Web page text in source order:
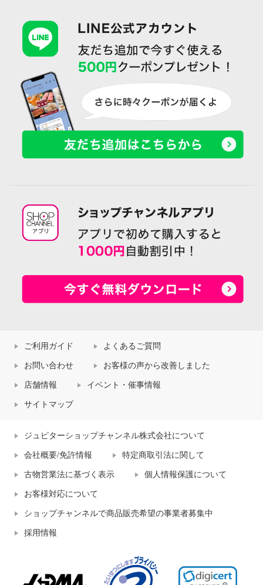
ご利用ガイド よくあるご質問
お問い合わせ お客様の声から改善しました
店舗情報 イベント・催事情報
サイトマップ
ジュピターショップチャンネル株式会社について
会社概要/免許情報 特定商取引法に関して
古物営業法に基づく表示 個人情報保護について
お客様対応について
ショップチャンネルで商品販売希望の事業者募集中
採用情報